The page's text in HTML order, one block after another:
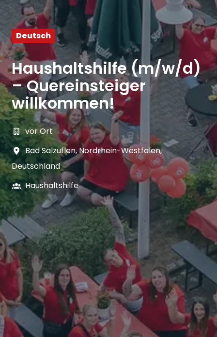
Deutsch
Haushaltshilfe (m/w/d)
– Quereinsteiger
willkommen!
vor Ort
Bad Salzuflen,Nordrhein-Westfalen,
Deutschland
Haushaltshilfe